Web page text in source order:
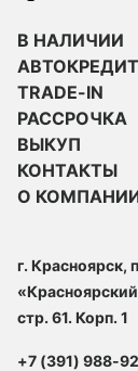
В НАЛИЧИИ
АВТОКРЕДИТ
TRADE-IN
РАССРОЧКА
ВЫКУП
КОНТАКТЫ
О
г. Красноярск,
стр. 61. Корп. 1
+7 (391) 988-